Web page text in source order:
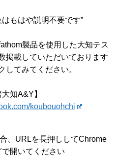
もはや説明不要です”
製品を使用した大知テス
掲載していただいております
してみてください。
大知A&Y】
koubouohchi
、URLを長押ししてChrome
開いてください